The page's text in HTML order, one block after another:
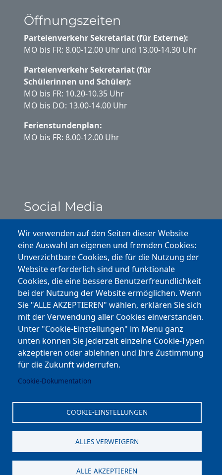
Wir verwenden auf den Seiten dieser Website
eine Auswahl an eigenen und fremden Cookies:
Unverzichtbare Cookies, die für die Nutzung der
Website erforderlich sind und funktionale
Cookies, die eine bessere Benutzerfreundlichkeit
bei der Nutzung der Website ermöglichen. Wenn
Sie "ALLE AKZEPTIEREN" wählen, erklären Sie sich
mit der Verwendung aller Cookies einverstanden.
Unter "Cookie-Einstellungen" im Menü ganz
unten können Sie jederzeit einzelne Cookie-Typen
akzeptieren oder ablehnen und Ihre Zustimmung
für die Zukunft widerrufen.
Cookie-Dokumentation
COOKIE-EINSTELLUNGEN
ALLES VERWEIGERN
ALLE AKZEPTIEREN
Öffnungszeiten
Parteienverkehr Sekretariat (für Externe):
MO bis FR: 8.00-12.00 Uhr und 13.00-14.30 Uhr
Parteienverkehr Sekretariat (für
Schülerinnen und Schüler):
MO bis FR: 10.20-10.35 Uhr
MO bis DO: 13.00-14.00 Uhr
Ferienstundenplan:
MO bis FR: 8.00-12.00 Uhr
Social Media
Instagram
Facebook
Youtube
Andere Bereiche
transp. Verwaltung / Amm. Trasparente
Nationaler Plan für Aufbau und Resilienz
Cookie-Einstellungen
Kontakt
⎋ Autonome Provinz Bozen
⎋ Schulbibliothek
⎋ Sportnews von unserer Schule